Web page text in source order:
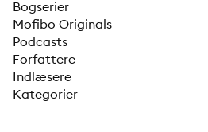
Bogserier
Mofibo Originals
Podcasts
Forfattere
Indlæsere
Kategorier